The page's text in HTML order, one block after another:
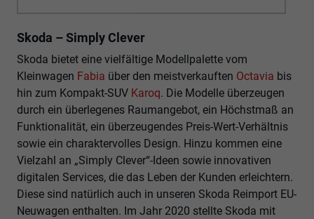
Skoda – Simply Clever
Skoda bietet eine vielfältige Modellpalette vom
Kleinwagen Fabia über den meistverkauften Octavia bis
hin zum Kompakt-SUV Karoq. Die Modelle überzeugen
durch ein überlegenes Raumangebot, ein Höchstmaß an
Funktionalität, ein überzeugendes Preis-Wert-Verhältnis
sowie ein charaktervolles Design. Hinzu kommen eine
Vielzahl an „Simply Clever“-Ideen sowie innovativen
digitalen Services, die das Leben der Kunden erleichtern.
Diese sind natürlich auch in unseren Skoda Reimport EU-
Neuwagen enthalten. Im Jahr 2020 stellte Skoda mit